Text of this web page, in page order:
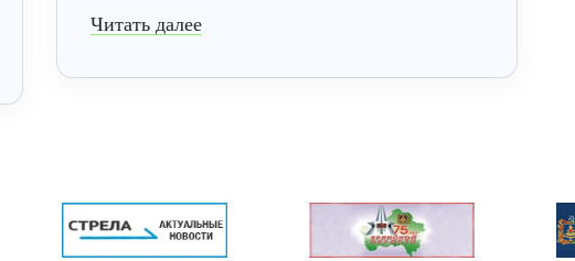
Читать далее